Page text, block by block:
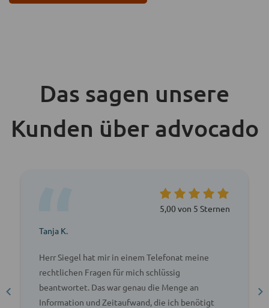
Das sagen unsere
Kunden über advocado
5,00 von 5 Sternen
Tanja K.
Herr Siegel hat mir in einem Telefonat meine
rechtlichen Fragen für mich schlüssig
beantwortet. Das war genau die Menge an
Information und Zeitaufwand, die ich benötigt